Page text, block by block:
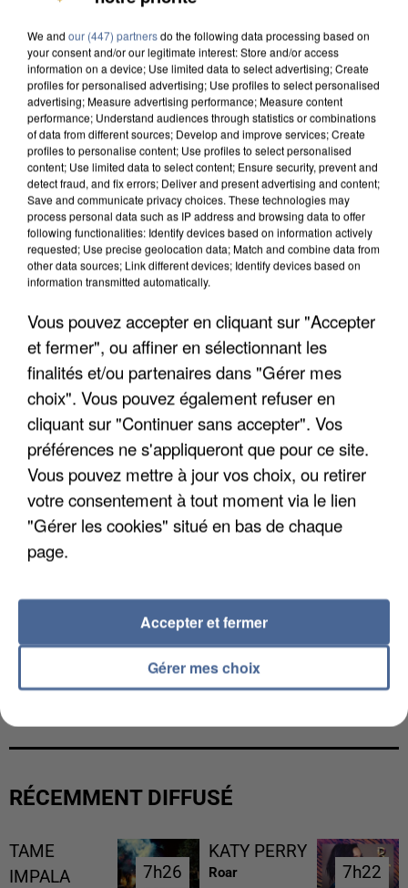
L’UN DES FONDATEURS SUPPOSÉS DE LA DZ
MAFIA INTERPELLÉ EN ALGÉRIE
UN SECOND CADRE DE LA DZ MAFIA
RÉCEMMENT DIFFUSÉ
TAME
IMPALA
7h26
7h26
KATY PERRY
Roar 7h22
7h22
We and our (447) partnersdo the following data processing based on
your consent and/or our legitimate interest: Store and/or access
information on a device; Use limited data to select advertising; Create
profiles for personalised advertising; Use profiles to select personalised
advertising; Measure advertising performance; Measure content
performance; Understand audiences through statistics or combinations
of data from different sources; Develop and improve services; Create
profiles to personalise content; Use profiles to select personalised
content; Use limited data to select content; Ensure security, prevent and
detect fraud, and fix errors; Deliver and present advertising and content;
Save and communicate privacy choices. These technologies may
process personal data such as IP address and browsing data to offer
following functionalities: Identify devices based on information actively
requested; Use precise geolocation data; Match and combine data from
other data sources; Link different devices; Identify devices based on
information transmitted automatically.
Vous pouvez accepter en cliquant sur "Accepter
et fermer", ou affiner en sélectionnant les
finalités et/ou partenaires dans "Gérer mes
choix". Vous pouvez également refuser en
cliquant sur "Continuer sans accepter". Vos
préférences ne s'appliqueront que pour ce site.
Vous pouvez mettre à jour vos choix, ou retirer
votre consentement à tout moment via le lien
"Gérer les cookies" situé en bas de chaque
page.
Gérer mes choix
Accepter et fermer